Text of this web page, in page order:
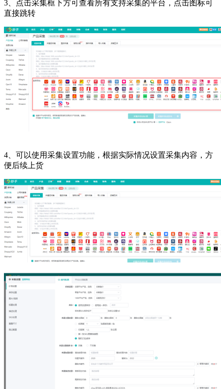
3、点击采集框下方可查看所有支持采集的平台，点击图标可
直接跳转
4、可以使用采集设置功能，根据实际情况设置采集内容，方
便后续上货